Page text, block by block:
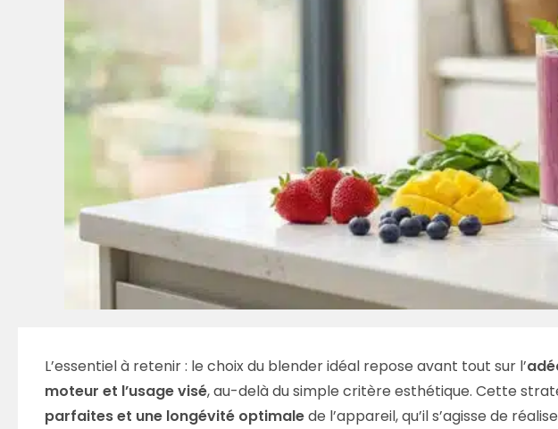
L’essentiel à retenir : le choix du blender idéal repose avant tout sur l’
moteur et l’usage visé, au-delà du simple critère esthétique. Cette
parfaites et une longévité optimalede l’appareil, qu’il s’agisse de